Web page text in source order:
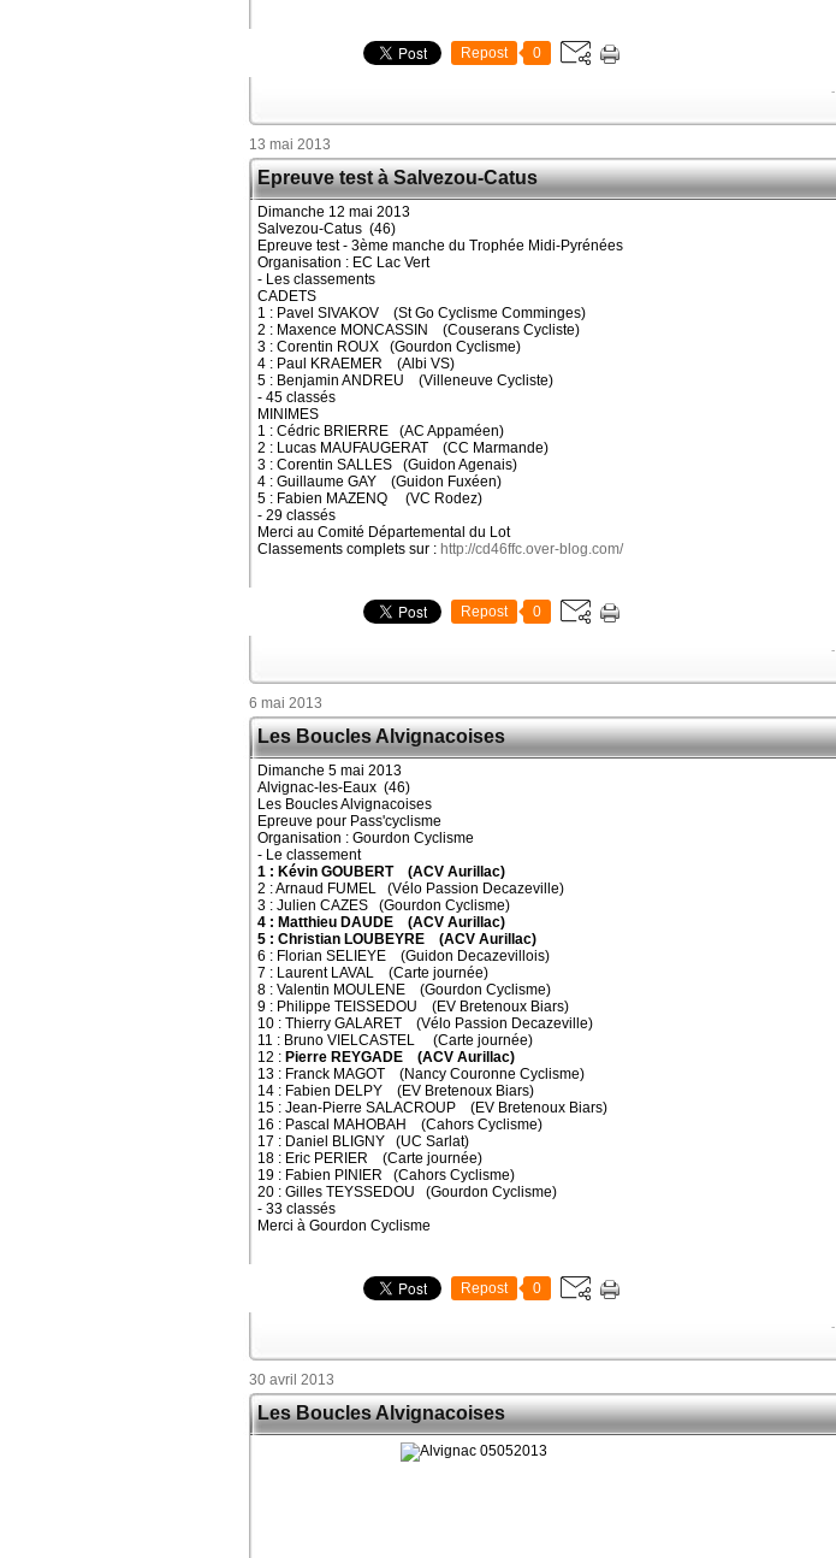
Repost 0
-
13 mai 2013
Epreuve test à Salvezou-Catus
Dimanche 12 mai 2013
Salvezou-Catus (46)
Epreuve test - 3ème manche du Trophée Midi-Pyrénées
Organisation : EC Lac Vert
- Les classements
CADETS
1 : Pavel SIVAKOV (St Go Cyclisme Comminges)
2 : Maxence MONCASSIN (Couserans Cycliste)
3 : Corentin ROUX (Gourdon Cyclisme)
4 : Paul KRAEMER (Albi VS)
5 : Benjamin ANDREU (Villeneuve Cycliste)
- 45 classés
MINIMES
1 : Cédric BRIERRE (AC Appaméen)
2 : Lucas MAUFAUGERAT (CC Marmande)
3 : Corentin SALLES (Guidon Agenais)
4 : Guillaume GAY (Guidon Fuxéen)
5 : Fabien MAZENQ (VC Rodez)
- 29 classés
Merci au Comité Départemental du Lot
Classements complets sur : http://cd46ffc.over-blog.com/
Repost 0
-
6 mai 2013
Les Boucles Alvignacoises
Dimanche 5 mai 2013
Alvignac-les-Eaux (46)
Les Boucles Alvignacoises
Epreuve pour Pass'cyclisme
Organisation : Gourdon Cyclisme
- Le classement
1 : Kévin GOUBERT (ACV Aurillac)
2 : Arnaud FUMEL (Vélo Passion Decazeville)
3 : Julien CAZES (Gourdon Cyclisme)
4 : Matthieu DAUDE (ACV Aurillac)
5 : Christian LOUBEYRE (ACV Aurillac)
6 : Florian SELIEYE (Guidon Decazevillois)
7 : Laurent LAVAL (Carte journée)
8 : Valentin MOULENE (Gourdon Cyclisme)
9 : Philippe TEISSEDOU (EV Bretenoux Biars)
10 : Thierry GALARET (Vélo Passion Decazeville)
11 : Bruno VIELCASTEL (Carte journée)
12 : Pierre REYGADE (ACV Aurillac)
13 : Franck MAGOT (Nancy Couronne Cyclisme)
14 : Fabien DELPY (EV Bretenoux Biars)
15 : Jean-Pierre SALACROUP (EV Bretenoux Biars)
16 : Pascal MAHOBAH (Cahors Cyclisme)
17 : Daniel BLIGNY (UC Sarlat)
18 : Eric PERIER (Carte journée)
19 : Fabien PINIER (Cahors Cyclisme)
20 : Gilles TEYSSEDOU (Gourdon Cyclisme)
- 33 classés
Merci à Gourdon Cyclisme
Repost 0
-
30 avril 2013
Les Boucles Alvignacoises